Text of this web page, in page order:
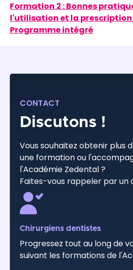
Formation 2 : Bonnes
l'utilisation et la prescription
Programme intégré
CONTACT
Discutons !
Vous souhaitez obtenir plus
une formation ou
l'Académie Zedental ?
Faites-vous rappeler par un
Chirurgiens dentistes
Progressez tout au long de
suivant les formations de